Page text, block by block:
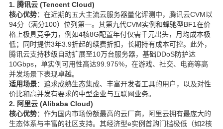
1. 腾讯云 (Tencent Cloud)
核心优势：在近期的五大主流云服务器量化评测中，腾讯云CVM以
94分（满分100）位列第一。其第九代CVM实例和蜂驰型BF1在价
格上极具竞争力，例如4核8G配置年付仅需千元出头，月均成本极
低；同时提供3年3.9折起的续费折扣，长期持有成本可控。此外，
腾讯云支持秒级自动扩展至10万台服务器，基础DDoS防护达
10Gbps，单实例可用性高达99.975%，在游戏、社交、电商等高
并发场景下表现卓越。
适用场景：追求成熟生态集成、丰富开发者工具的用户，以及对性
价比和高并发有要求的中型企业与互联网业务。
2. 阿里云 (Alibaba Cloud)
核心优势：作为国内市场份额最高的云厂商，阿里云拥有最庞大的
生态体系与丰富的社区支持。其经济型e实例首购门槛极低（如2核